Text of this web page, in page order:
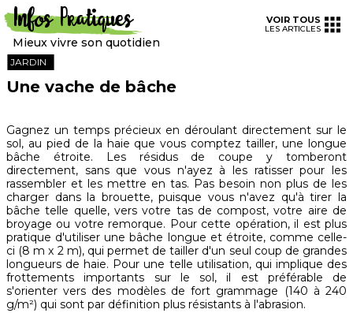
Infos Pratiques
Mieux vivre son quotidien
VOIR TOUS
LES ARTICLES
JARDIN
Une vache de bâche
Gagnez un temps précieux en déroulant directement sur le
sol, au pied de la haie que vous comptez tailler, une longue
bâche étroite. Les résidus de coupe y tomberont
directement, sans que vous n'ayez à les ratisser pour les
rassembler et les mettre en tas. Pas besoin non plus de les
charger dans la brouette, puisque vous n'avez qu'à tirer la
bâche telle quelle, vers votre tas de compost, votre aire de
broyage ou votre remorque. Pour cette opération, il est plus
pratique d'utiliser une bâche longue et étroite, comme celle-
ci (8 m x 2 m), qui permet de tailler d'un seul coup de grandes
longueurs de haie. Pour une telle utilisation, qui implique des
frottements importants sur le sol, il est préférable de
s'orienter vers des modèles de fort grammage (140 à 240
g/m²) qui sont par définition plus résistants à l'abrasion.